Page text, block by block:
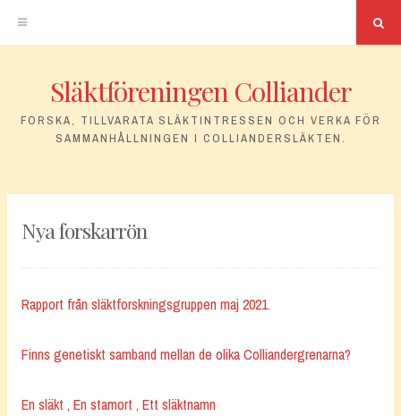
Släktföreningen Colliander
FORSKA, TILLVARATA SLÄKTINTRESSEN OCH VERKA FÖR
SAMMANHÅLLNINGEN I COLLIANDERSLÄKTEN.
Nya forskarrön
Rapport från släktforskningsgruppen maj 2021.
Finns genetiskt samband mellan de olika Colliandergrenarna?
En släkt , En stamort , Ett släktnamn